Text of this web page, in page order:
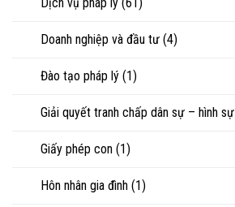
Dịch vụ pháp lý (61)
Doanh nghiệp và đầu tư (4)
Đào tạo pháp lý (1)
Giải quyết tranh chấp dân sự – hình sự
Giấy phép con (1)
Hôn nhân gia đình (1)